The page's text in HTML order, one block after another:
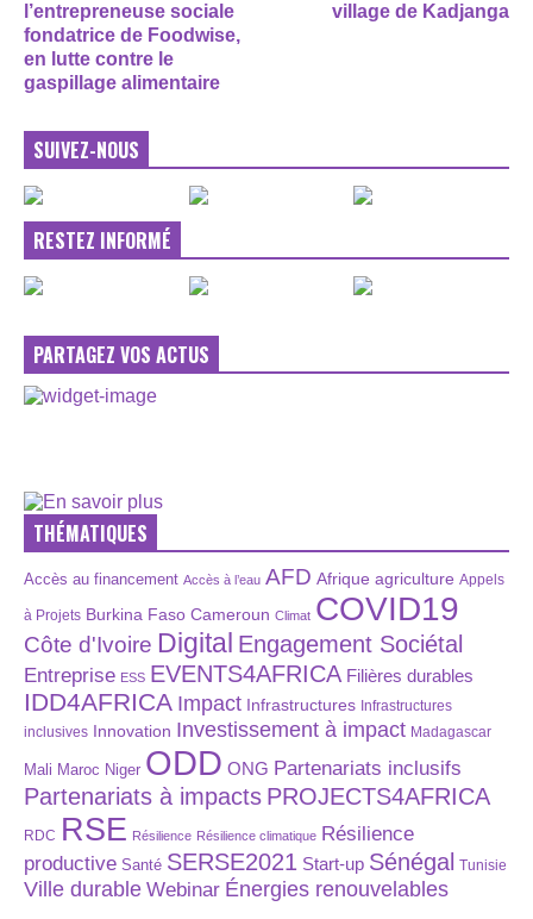
l’entrepreneuse sociale
fondatrice de Foodwise,
en lutte contre le
gaspillage alimentaire
village de Kadjanga
SUIVEZ-NOUS
RESTEZ INFORMÉ
PARTAGEZ VOS ACTUS
THÉMATIQUES
Accès au financement Accès à l’eau AFD Afrique agriculture Appels
à Projets Burkina Faso Cameroun Climat COVID19
Côte d'Ivoire Digital Engagement Sociétal
Entreprise ESS EVENTS4AFRICA Filières durables
IDD4AFRICA Impact Infrastructures Infrastructures
inclusives Innovation Investissement à impact Madagascar
Mali Maroc Niger ODD ONG Partenariats inclusifs
Partenariats à impacts PROJECTS4AFRICA
RDC RSE Résilience Résilience climatique Résilience
productive Santé SERSE2021 Start-up Sénégal Tunisie
Ville durable Webinar Énergies renouvelables